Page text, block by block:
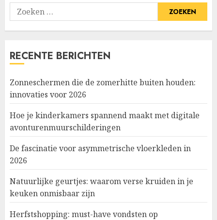
Zoeken
naar:
RECENTE BERICHTEN
Zonneschermen die de zomerhitte buiten houden:
innovaties voor 2026
Hoe je kinderkamers spannend maakt met digitale
avonturenmuurschilderingen
De fascinatie voor asymmetrische vloerkleden in
2026
Natuurlijke geurtjes: waarom verse kruiden in je
keuken onmisbaar zijn
Herfstshopping: must-have vondsten op